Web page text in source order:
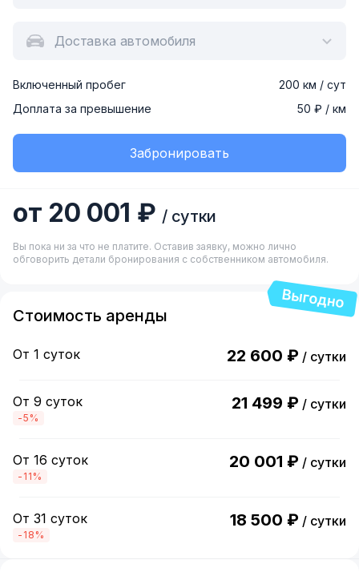
Доставка автомобиля
Включенный пробег
200 км / сут
Доплата за превышение
50 ₽ / км
Забронировать
от 20 001 ₽ / сутки
Вы пока ни за что не платите. Оставив заявку, можно лично
обговорить детали бронирования с собственником автомобиля.
Стоимость аренды
От 1 суток 22 600 ₽ / сутки
От 9 суток
-5%
21 499 ₽ / сутки
От 16 суток
-11%
20 001 ₽ / сутки
От 31 суток
-18%
18 500 ₽ / сутки